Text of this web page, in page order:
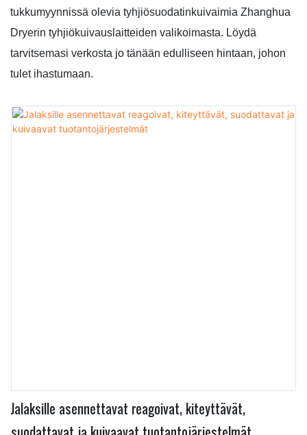
tukkumyynnissä olevia tyhjiösuodatinkuivaimia Zhanghua
Dryerin tyhjiökuivauslaitteiden valikoimasta. Löydä
tarvitsemasi verkosta jo tänään edulliseen hintaan, johon
tulet ihastumaan.
Jalaksille asennettavat reagoivat, kiteyttävät,